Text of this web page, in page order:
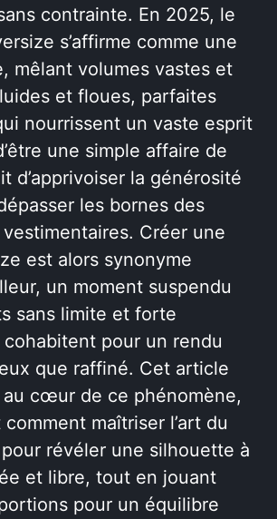
contrainte. En 2025, le
s’affirme comme une
mêlant volumes vastes et
et floues, parfaites
nourrissent un vaste esprit
une simple affaire de
d’apprivoiser la générosité
les bornes des
Créer une
est alors synonyme
un moment suspendu
sans limite et forte
pour un rendu
que raffiné. Cet article
cœur de ce phénomène,
maîtriser l’art du
révéler une silhouette à
et libre, tout en jouant
pour un équilibre